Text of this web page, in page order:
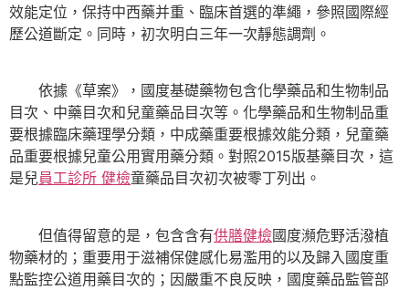
效能定位，保持中西藥并重、臨床首選的準繩，參照國際經
歷公道斷定。同時，初次明白三年一次靜態調劑。
依據《草案》，國度基礎藥物包含化學藥品和生物制品
目次、中藥目次和兒童藥品目次等。化學藥品和生物制品重
要根據臨床藥理學分類，中成藥重要根據效能分類，兒童藥
品重要根據兒童公用實用藥分類。對照2015版基藥目次，這
是兒員工診所 健檢童藥品目次初次被零丁列出。
但值得留意的是，包含含有供膳健檢國度瀕危野活潑植
物藥材的；重要用于滋補保健感化易濫用的以及歸入國度重
點監控公道用藥目次的；因嚴重不良反映，國度藥品監管部